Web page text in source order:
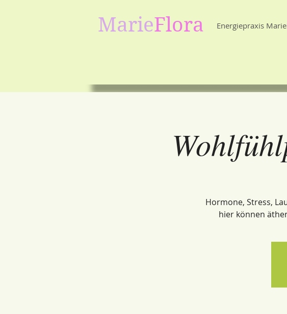
MarieFlora Energiepraxis
Hormone, Stress,
hier können